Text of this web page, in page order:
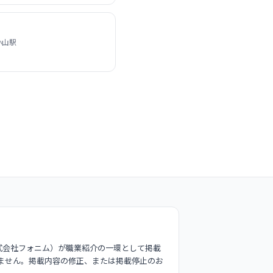
駅
社フォニム）が職業紹介の一環として掲載
ん。掲載内容の修正、または掲載停止のお